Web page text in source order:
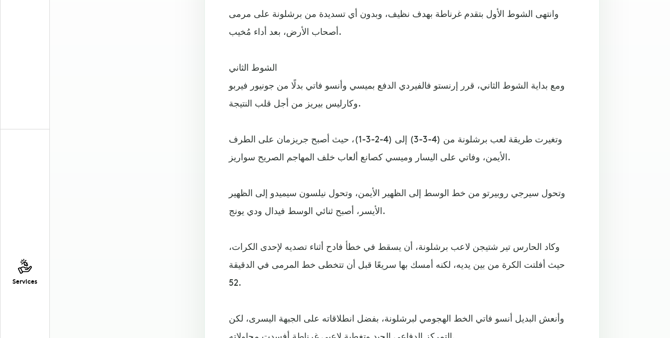
Services
وانتهى الشوط الأول بتقدم غرناطة بهدف نظيف، وبدون أي تسديدة من برشلونة على مرمى
أصحاب الأرض، بعد أداء مُخيب.
الشوط الثاني
ومع بداية الشوط الثاني، قرر إرنستو فالفيردي الدفع بميسي وأنسو فاتي بدلًا من جونيور فيربو
وكارليس بيريز من أجل قلب النتيجة.
وتغيرت طريقة لعب برشلونة من (4-3-3) إلى (4-2-3-1)، حيث أصبح جريزمان على الطرف
الأيمن، وفاتي على اليسار وميسي كصانع ألعاب خلف المهاجم الصريح سواريز.
وتحول سيرجي روبيرتو من خط الوسط إلى الظهير الأيمن، وتحول نيلسون سيميدو إلى الظهير
الأيسر، أصبح ثنائي الوسط فيدال ودي يونج.
وكاد الحارس تير شتيجن لاعب برشلونة، أن يسقط في خطأ فادح أثناء تصديه لإحدى الكرات،
حيث أفلتت الكرة من بين يديه، لكنه أمسك بها سريعًا قبل أن تتخطى خط المرمى في الدقيقة
52.
وأنعش البديل أنسو فاتي الخط الهجومي لبرشلونة، بفضل انطلاقاته على الجبهة اليسرى، لكن